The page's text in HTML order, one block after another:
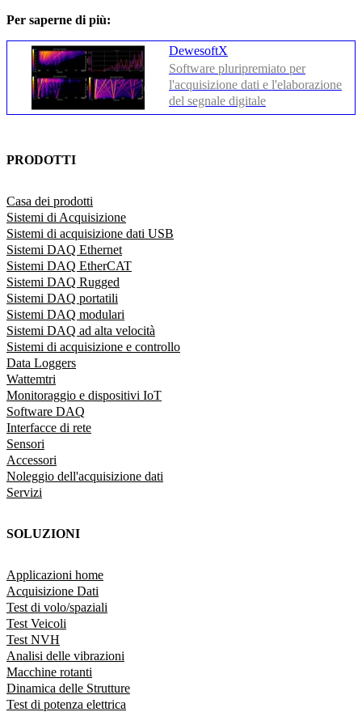
Per saperne di più:
DewesoftX
Software pluripremiato per
l'acquisizione dati e l'elaborazione
del segnale digitale
PRODOTTI
Casa dei prodotti
Sistemi di Acquisizione
Sistemi di acquisizione dati USB
Sistemi DAQ Ethernet
Sistemi DAQ EtherCAT
Sistemi DAQ Rugged
Sistemi DAQ portatili
Sistemi DAQ modulari
Sistemi DAQ ad alta velocità
Sistemi di acquisizione e controllo
Data Loggers
Wattemtri
Monitoraggio e dispositivi IoT
Software DAQ
Interfacce di rete
Sensori
Accessori
Noleggio dell'acquisizione dati
Servizi
SOLUZIONI
Applicazioni home
Acquisizione Dati
Test di volo/spaziali
Test Veicoli
Test NVH
Analisi delle vibrazioni
Macchine rotanti
Dinamica delle Strutture
Test di potenza elettrica